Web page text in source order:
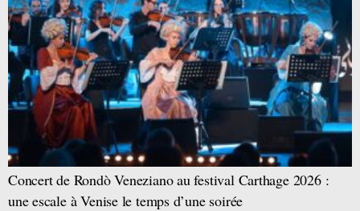
Concert de Rondò Veneziano au festival Carthage 2026 :
une escale à Venise le temps d’une soirée